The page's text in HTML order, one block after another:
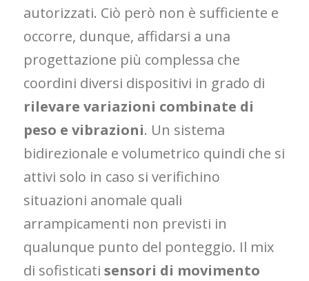
autorizzati. Ciò però non è sufficiente e
occorre, dunque, affidarsi a una
progettazione più complessa che
coordini diversi dispositivi in grado di
rilevare variazioni combinate di
peso e vibrazioni. Un sistema
bidirezionale e volumetrico quindi che si
attivi solo in caso si verifichino
situazioni anomale quali
arrampicamenti non previsti in
qualunque punto del ponteggio. Il mix
di sofisticatisensori di movimento